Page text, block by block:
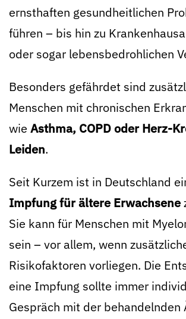
ernsthaften gesundheitlichen
führen – bis hin zu
oder sogar lebensbedrohlichen
Besonders gefährdet sind
Menschen mit chronischen
wie Asthma, COPD oder Herz-
Leiden.
Seit Kurzem ist in Deutschland
Impfung für ältere Erwachsene
Sie kann für Menschen mit
sein – vor allem, wenn
Risikofaktoren vorliegen. Die
eine Impfung sollte immer
Gespräch mit der behandelnden